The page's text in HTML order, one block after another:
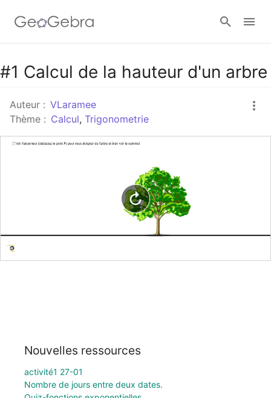
Google Classroom
Classe GeoGebra
#1 Calcul de la hauteur d'un arbre
Auteur : VLaramee
Thème : Calcul, Trigonometrie
Nouvelles ressources
activité1 27-01
Nombre de jours entre deux dates.